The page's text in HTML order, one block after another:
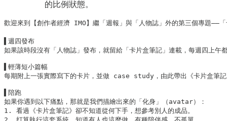
的比例狀態。
歡迎來到【創作者經濟 IMO】繼「週報」與「人物誌」外的第三個專題——
▌週四發布
如果該時段沒有「人物誌」發布，就留給「卡片盒筆記」連載，每週四上午
▌輕薄短小篇幅
每期附上一張實際寫下的卡片，並做 case study，由此帶出《卡片盒筆記
▌陪跑
如果你遇到以下痛點，那就是我們描繪出來的「化身」（avatar）：
1. 看過《卡片盒筆記》卻不知道從何下手，想參考別人的成品。